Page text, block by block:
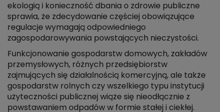
ekologią i konieczność dbania o zdrowie publiczne
sprawia, że zdecydowanie częściej obowiązujące
regulacje wymagają odpowiedniego
zagospodarowywania powstających nieczystości.
Funkcjonowanie gospodarstw domowych, zakładów
przemysłowych, różnych przedsiębiorstw
zajmujących się działalnością komercyjną, ale także
gospodarstw rolnych czy wszelkiego typu instytucji
użyteczności publicznej wiąże się nieodłącznie z
powstawaniem odpadów w formie stałej i ciekłej.